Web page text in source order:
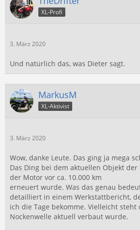
XL-Profi
3. März 2020
Und natürlich das, was Dieter sagt.
MarkusM
XL-Aktivist
3. März 2020
Wow, danke Leute. Das ging ja mega
Das Ding bei dem aktuellen Objekt der
der Motor vor ca. 10.000 km
erneuert wurde. Was das genau
detailliert in einem Werkstattbericht,
ich die Tage bekomme. Vielleicht
Nockenwelle aktuell verbaut wurde.